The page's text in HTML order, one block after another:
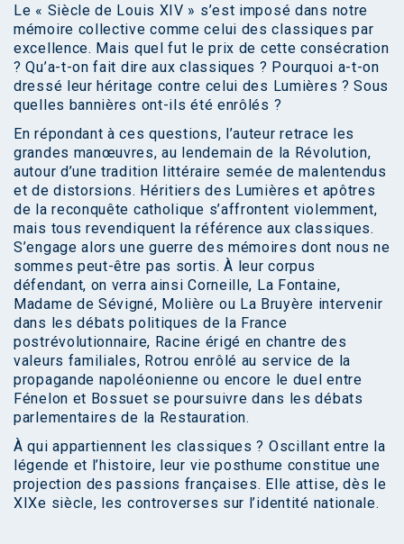
Le « Siècle de Louis XIV » s’est imposé dans notre
mémoire collective comme celui des classiques par
excellence. Mais quel fut le prix de cette consécration
? Qu’a-t-on fait dire aux classiques ? Pourquoi a-t-on
dressé leur héritage contre celui des Lumières ? Sous
quelles bannières ont-ils été enrôlés ?
En répondant à ces questions, l’auteur retrace les
grandes manœuvres, au lendemain de la Révolution,
autour d’une tradition littéraire semée de malentendus
et de distorsions. Héritiers des Lumières et apôtres
de la reconquête catholique s’affrontent violemment,
mais tous revendiquent la référence aux classiques.
S’engage alors une guerre des mémoires dont nous ne
sommes peut-être pas sortis. À leur corpus
défendant, on verra ainsi Corneille, La Fontaine,
Madame de Sévigné, Molière ou La Bruyère intervenir
dans les débats politiques de la France
postrévolutionnaire, Racine érigé en chantre des
valeurs familiales, Rotrou enrôlé au service de la
propagande napoléonienne ou encore le duel entre
Fénelon et Bossuet se poursuivre dans les débats
parlementaires de la Restauration.
À qui appartiennent les classiques ? Oscillant entre la
légende et l’histoire, leur vie posthume constitue une
projection des passions françaises. Elle attise, dès le
XIXe siècle, les controverses sur l’identité nationale.